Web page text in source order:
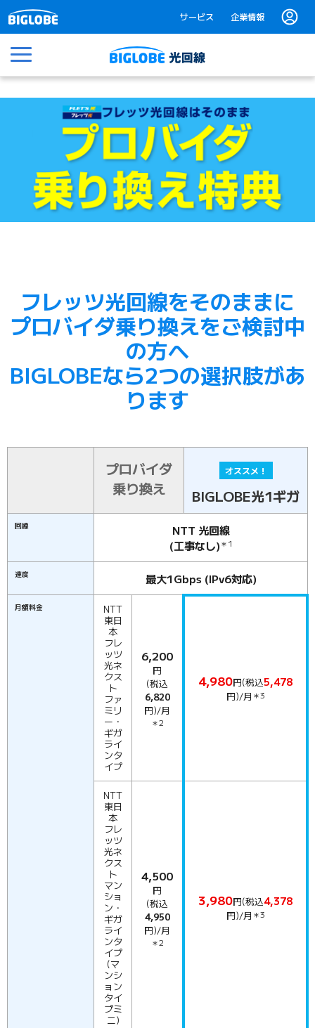
サービス 企業情報
フレッツ光回線をそのままに
プロバイダ乗り換えをご検討中
の方へ
BIGLOBEなら2つの選択肢があ
ります
プロバイダ
乗り換え
オススメ！
BIGLOBE光1ギガ
回線
NTT 光回線
(工事なし)＊1
速度 最大1Gbps (IPv6対応)
月額料金
NTT
東日
本
フレ
ッツ
光ネ
クス
ト
ファ
ミリ
ー・
ギガ
ライ
ンタ
イプ
6,200
円
(税込
6,820
円)/月
＊2
4,980円(税込5,478
円)/月 ＊3
NTT
東日
本
フレ
ッツ
光ネ
クス
ト
マン
ショ
ン・
ギガ
ライ
ンタ
イプ
(マ
ンシ
ョン
タイ
プミ
ニ)
4,500
円
(税込
4,950
円)/月
＊2
3,980円(税込4,378
円)/月 ＊3